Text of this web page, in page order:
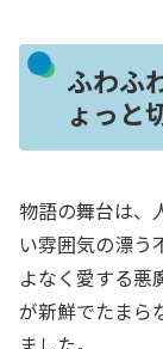
ふわふ
ょっと
物語の舞台は、
い雰囲気の漂う
よなく愛する悪
が新鮮でたまら